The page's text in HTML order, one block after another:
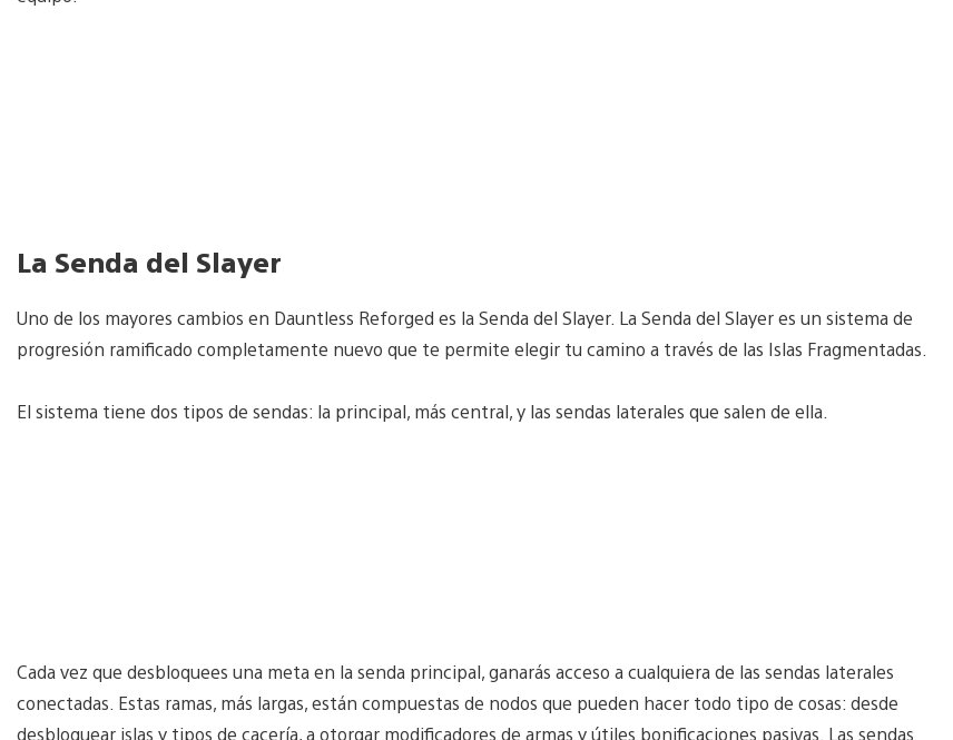
La Senda del Slayer
Uno de los mayores cambios en Dauntless Reforged es la Senda del Slayer. La Senda del Slayer es un sistema de
progresión ramificado completamente nuevo que te permite elegir tu camino a través de las Islas Fragmentadas.
El sistema tiene dos tipos de sendas: la principal, más central, y las sendas laterales que salen de ella.
Cada vez que desbloquees una meta en la senda principal, ganarás acceso a cualquiera de las sendas laterales
conectadas. Estas ramas, más largas, están compuestas de nodos que pueden hacer todo tipo de cosas: desde
desbloquear islas y tipos de cacería, a otorgar modificadores de armas y útiles bonificaciones pasivas. Las sendas